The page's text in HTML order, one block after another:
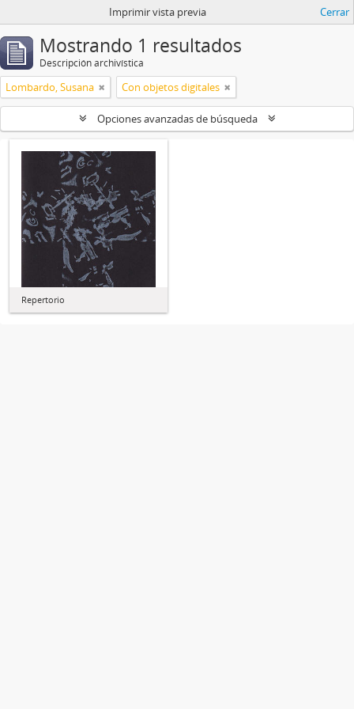
Imprimir vista previa Cerrar
Mostrando 1 resultados
Descripción archivística
Lombardo, Susana Con objetos digitales
Opciones avanzadas de búsqueda
Repertorio